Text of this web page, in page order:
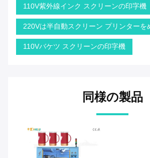
110V紫外線インク スクリーンの印字機
220Vは半自動スクリーン プリンターを
110Vバケツ スクリーンの印字機
同様の製品